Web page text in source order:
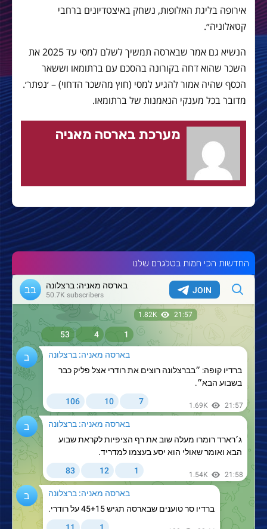
אירופה בליגת האלופות, נשחק באיצטדיונים ברחבי
קטאלוניה״.
הנשיא גם אמר שבארסה תמשיך לשלם למסי עד 2025 את
השכר שהוא דחה בקורונה בהסכם עם ברתומאו וששאר
הכסף שהיה אמור להגיע למסי (חוץ מהשכר הדחוי) – ׳נפתר׳.
מדובר בכל מענקי הנאמנות של ברתומאו.
מערכת בארסה מאניה
החדשות הכי חמות בטלגרם שלנו